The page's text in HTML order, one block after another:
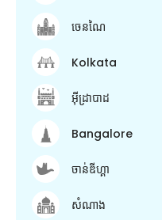
ចេនណៃ
Kolkata
អ៊ីដ្រាបាដ
Bangalore
ចាន់ឌីហ្គា
សំណាង